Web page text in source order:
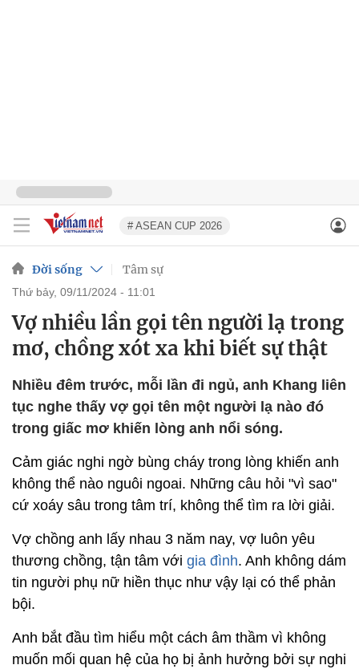
# ASEAN CUP 2026
Đời sống Tâm sự
thứ bảy, 09/11/2024 - 11:01
Vợ nhiều lần gọi tên người lạ trong
mơ, chồng xót xa khi biết sự thật
Nhiều đêm trước, mỗi lần đi ngủ, anh Khang liên
tục nghe thấy vợ gọi tên một người lạ nào đó
trong giấc mơ khiến lòng anh nổi sóng.
Cảm giác nghi ngờ bùng cháy trong lòng khiến anh
không thể nào nguôi ngoai. Những câu hỏi "vì sao"
cứ xoáy sâu trong tâm trí, không thể tìm ra lời giải.
Vợ chồng anh lấy nhau 3 năm nay, vợ luôn yêu
thương chồng, tận tâm với gia đình. Anh không dám
tin người phụ nữ hiền thục như vậy lại có thể phản
bội.
Anh bắt đầu tìm hiểu một cách âm thầm vì không
muốn mối quan hệ của họ bị ảnh hưởng bởi sự nghi